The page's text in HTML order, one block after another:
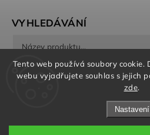
Tento web používá soubory cookie.
webu vyjadřujete souhlas s jejich
zde.
Nastavení
VYHLEDÁVÁNÍ
Hledat